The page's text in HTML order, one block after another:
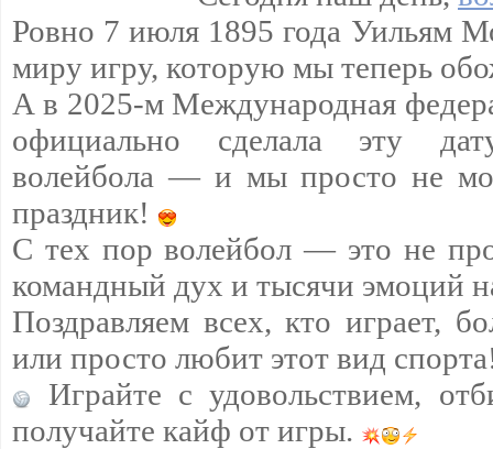
Ровно 7 июля 1895 года Уильям
миру игру, которую мы теперь
А в 2025-м Международная
официально сделала эту
волейбола — и мы просто не
праздник!
С тех пор волейбол — это не
командный дух и тысячи эмоций
Поздравляем всех, кто играет,
или просто любит этот вид
Играйте с удовольствием,
получайте кайф от игры.